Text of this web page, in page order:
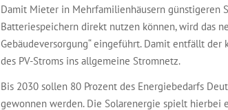
Damit Mieter in Mehrfamilienhäusern günstigeren
Batteriespeichern direkt nutzen können, wird das
Gebäudeversorgung“ eingeführt. Damit entfällt
des PV-Stroms ins allgemeine Stromnetz.
Bis 2030 sollen 80 Prozent des Energiebedarfs
gewonnen werden. Die Solarenergie spielt hierbei